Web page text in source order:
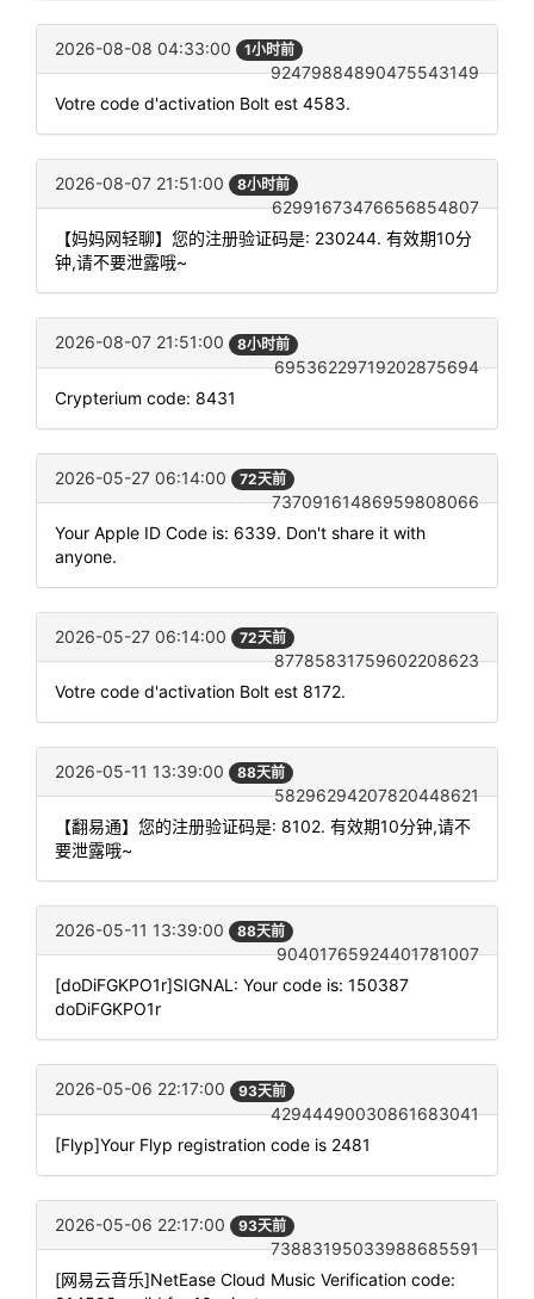
2026-08-08 04:33:00 1小时前
92479884890475543149
Votre code d'activation Bolt est 4583.
2026-08-07 21:51:00 8小时前
62991673476656854807
【妈妈网轻聊】您的注册验证码是: 230244. 有效期10分
钟,请不要泄露哦~
2026-08-07 21:51:00 8小时前
69536229719202875694
Crypterium code: 8431
2026-05-27 06:14:00 72天前
73709161486959808066
Your Apple ID Code is: 6339. Don't share it with
anyone.
2026-05-27 06:14:00 72天前
87785831759602208623
Votre code d'activation Bolt est 8172.
2026-05-11 13:39:00 88天前
58296294207820448621
【翻易通】您的注册验证码是: 8102. 有效期10分钟,请不
要泄露哦~
2026-05-11 13:39:00 88天前
90401765924401781007
[doDiFGKPO1r]SIGNAL: Your code is: 150387
doDiFGKPO1r
2026-05-06 22:17:00 93天前
42944490030861683041
[Flyp]Your Flyp registration code is 2481
2026-05-06 22:17:00 93天前
73883195033988685591
[网易云音乐]NetEase Cloud Music Verification code: